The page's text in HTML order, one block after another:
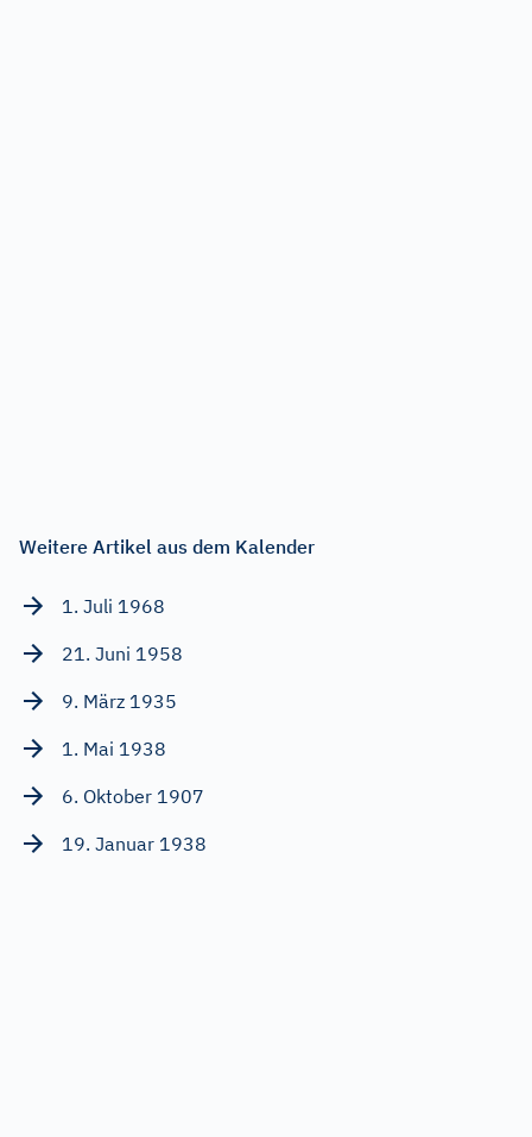
Weitere Artikel aus dem Kalender
1. Juli 1968
21. Juni 1958
9. März 1935
1. Mai 1938
6. Oktober 1907
19. Januar 1938